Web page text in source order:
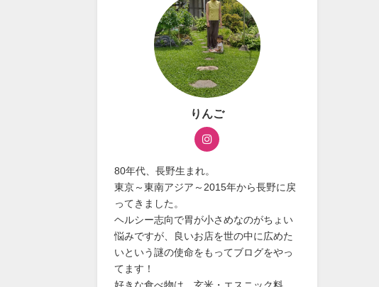
りんご
80年代、長野生まれ。
東京～東南アジア～2015年から長野に戻
ってきました。
ヘルシー志向で胃が小さめなのがちょい
悩みですが、良いお店を世の中に広めた
いという謎の使命をもってブログをやっ
てます！
好きな食べ物は、玄米・エスニック料